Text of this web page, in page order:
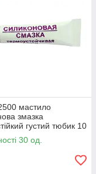
мастило
змазка
густий тюбик 10
50 °C до +300 °C
30 од.